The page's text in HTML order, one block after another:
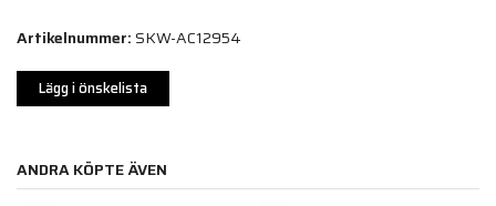
Artikelnummer:SKW-AC12954
Lägg i önskelista
ANDRA KÖPTE ÄVEN